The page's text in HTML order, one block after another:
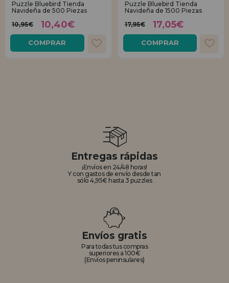
REGISTRO DISTRIBUIDOR
Puzzle Bluebird Tienda
Navideña de 500 Piezas
10,95€
10,40€
COMPRAR
Puzzle Bluebird Tienda
Navideña de 1500 Piezas
17,95€
17,05€
COMPRAR
Entregas rápidas
¡Envíos en 24/48 horas!
Y con gastos de envío desde tan
sólo 4,95€ hasta 3 puzzles
Envíos gratis
Para todas tus compras
superiores a 100€
(Envíos peninsulares)